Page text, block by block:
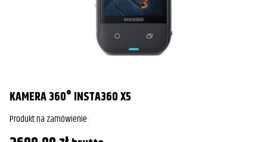
KAMERA 360° INSTA360 X5
Produkt na zamówienie